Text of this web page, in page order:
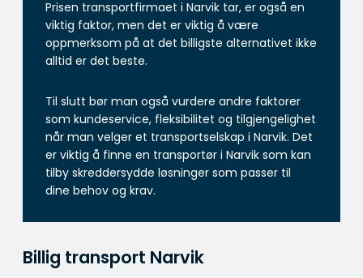
Prisen transportfirmaet i Narvik tar, er også en
viktig faktor, men det er viktig å være
oppmerksom på at det billigste alternativet ikke
alltid er det beste.
Til slutt bør man også vurdere andre faktorer
som kundeservice, fleksibilitet og tilgjengelighet
når man velger et transportselskap i Narvik. Det
er viktig å finne en transportør i Narvik som kan
tilby skreddersydde løsninger som passer til
dine behov og krav.
Billig transport Narvik